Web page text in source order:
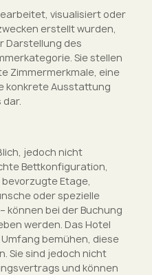
visualisiert oder
erstellt wurden,
Darstellung des
Sie stellen
Zimmermerkmale, eine
konkrete Ausstattung
dar.
jedoch nicht
Bettkonfiguration,
Etage,
oder spezielle
können bei der Buchung
werden. Das Hotel
bemühen, diese
Sie sind jedoch nicht
und können